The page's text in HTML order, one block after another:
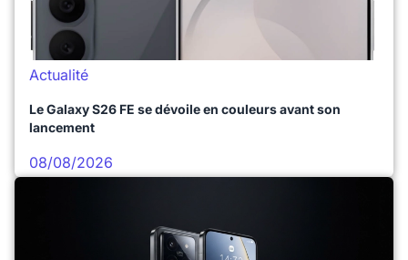
Actualité
Le Galaxy S26 FE se dévoile en couleurs avant son
lancement
08/08/2026